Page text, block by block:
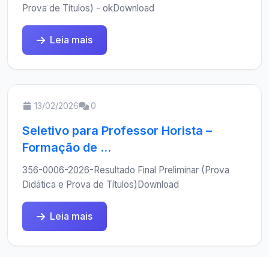
Prova de Títulos) - okDownload
Leia mais
13/02/2026 0
Seletivo para Professor Horista –
Formação de ...
356-0006-2026-Resultado Final Preliminar (Prova
Didática e Prova de Títulos)Download
Leia mais